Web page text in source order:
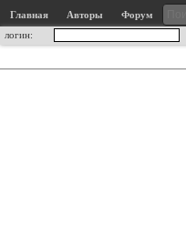
Главная Авторы
Форум
логин: